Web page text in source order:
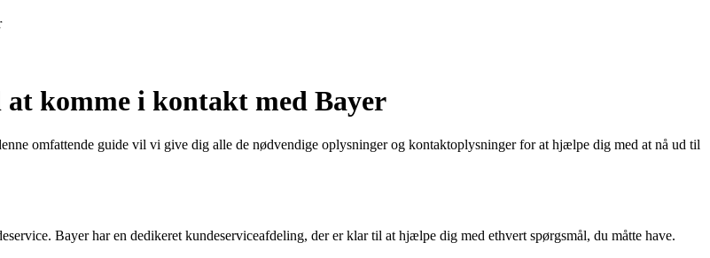
komme i kontakt med Bayer
omfattende guide vil vi give dig alle de nødvendige oplysninger og kontaktoplysninger for at hjælpe dig med at nå ud til
Bayer har en dedikeret kundeserviceafdeling, der er klar til at hjælpe dig med ethvert spørgsmål, du måtte have.